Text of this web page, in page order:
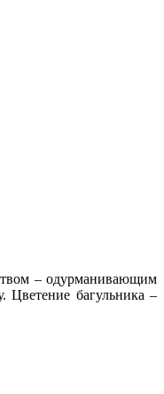
– одурманивающим
Цветение багульника –